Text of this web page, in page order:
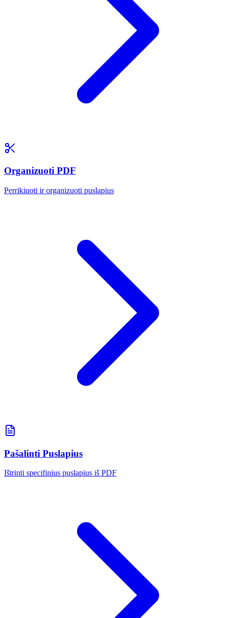
Organizuoti PDF
Perrikiuoti ir organizuoti puslapius
Pašalinti Puslapius
Ištrinti specifinius puslapius iš PDF